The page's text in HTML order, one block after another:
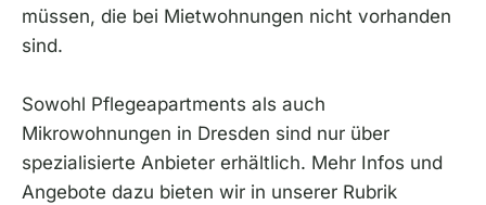
müssen, die bei Mietwohnungen nicht vorhanden
sind.
Sowohl Pflegeapartments als auch
Mikrowohnungen in Dresden sind nur über
spezialisierte Anbieter erhältlich. Mehr Infos und
Angebote dazu bieten wir in unserer Rubrik